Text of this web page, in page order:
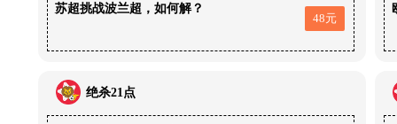
苏超挑战波兰超，如何解？
48元
绝杀21点